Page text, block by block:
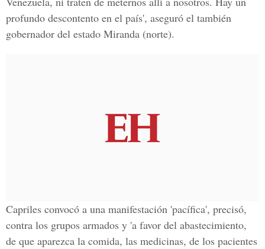
profundo descontento en el país', aseguró el también
gobernador del estado Miranda (norte).
Capriles convocó a una manifestación 'pacífica', precisó,
contra los grupos armados y 'a favor del abastecimiento,
de que aparezca la comida, las medicinas, de los pacientes